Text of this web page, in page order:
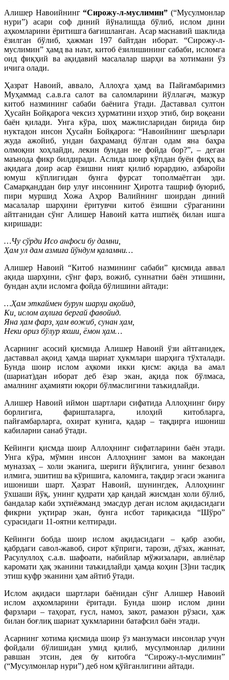
Алишер Навоийнинг“Сирожу-л-муслимин” (“Мусулмонлар
нури”) асари соф диний йўналишда бўлиб, ислом дини
аҳкомларини ёритишга бағишланган. Асар маснавий шаклида
ёзилган бўлиб, ҳажман 197 байтдан иборат. “Сирожу-л-
муслимин” ҳамд ва наът, китоб ёзилишининг сабаби, исломга
оид фиқҳий ва ақидавий масалалар шарҳи ва хотимани ўз
ичига олади.
Ҳазрат Навоий, аввало, Аллоҳга ҳамд ва Пайғамбаримиз
Муҳаммад с.а.в.га салот ва саломларини йўллагач, мазкур
китоб назмининг сабаби баёнига ўтади. Даставвал султон
Ҳусайн Бойқарога чексиз ҳурматини изҳор этиб, бир воқеани
баён қилади. Унга кўра, шоҳ мажлисларидан бирида бир
нуктадон инсон Ҳусайн Бойқарога: “Навоийнинг шеърлари
жуда ажойиб, ундан баҳраманд бўлган одам яна баҳра
олмоқни хоҳлайди, лекин бундан не фойда бор?”, – деган
маънода фикр билдиради. Аслида шоир кўпдан буён фиқҳ ва
ақидага доир асар ёзишни ният қилиб юрардию, азбаройи
юмуш кўплигидан бунга фурсат тополмаётган эди.
Самарқанддан бир улуғ инсоннинг Ҳиротга ташриф буюриб,
пири муршид Хожа Аҳрор Валийнинг шоирдан диний
масалалар шарҳини ёритувчи китоб ёзишни сўраганини
айтганидан сўнг Алишер Навоий катта иштиёқ билан ишга
киришади:
…Чу сўрди Исо анфоси бу дамни,
Ҳам ул дам азмиға йўндум қаламни…
Алишер Навоий “Китоб назмининг сабаби” қисмида аввал
ақида шарҳини, сўнг фарз, вожиб, суннатни баён этишини,
бундан аҳли исломга фойда бўлишини айтади:
…Ҳам эткаймен бурун шарҳи ақойид,
Ки, ислом аҳлиға бергай фавойид.
Яна ҳам фарз, ҳам вожиб, сунан ҳам,
Неки ориз бўлур яхши, ёмон ҳам…
Асарнинг асосий қисмида Алишер Навоий ўзи айтганидек,
даставвал ақоид ҳамда шариат ҳукмлари шарҳига тўхталади.
Бунда шоир ислом аҳкоми икки қисм: ақида ва амал
(шариат)дан иборат деб ёзар экан, ақида пок бўлмаса,
амалнинг аҳамияти юқори бўлмаслигини таъкидлайди.
Алишер Навоий иймон шартлари сифатида Аллоҳнинг биру
борлигига, фаришталарга, илоҳий китобларга,
пайғамбарларга, охират кунига, қадар – тақдирга ишониш
кабиларни санаб ўтади.
Кейинги қисмда шоир Аллоҳнинг сифатларини баён этади.
Унга кўра, мўмин инсон Аллоҳнинг замон ва макондан
муназзаҳ – холи эканига, шериги йўқлигига, унинг безавол
илмига, эшитиш ва кўришига, каломига, тақдир эгаси эканига
ишониши шарт. Ҳазрат Навоий, шунингдек, Аллоҳнинг
ўхшаши йўқ, унинг қудрати ҳар қандай жисмдан холи бўлиб,
бандалар каби эҳтиёжманд эмасдур деган ислом ақидасидаги
фикрни уқтирар экан, бунга исбот тариқасида “Шўро”
сурасидаги 11-оятни келтиради.
Кейинги бобда шоир ислом ақидасидаги – қабр азоби,
қабрдаги савол-жавоб, сирот кўприги, тарози, дўзах, жаннат,
Расулуллоҳ с.а.в. шафоати, набийлар мўжизалари, авлиёлар
каромати ҳақ эканини таъкидлайди ҳамда коҳин [3]ни тасдиқ
этиш куфр эканини ҳам айтиб ўтади.
Ислом ақидаси шартлари баёнидан сўнг Алишер Навоий
ислом аҳкомларини ёритади. Бунда шоир ислом дини
фарзлари – таҳорат, ғусл, намоз, закот, рамазон рўзаси, ҳаж
билан боғлиқ шариат ҳукмларини батафсил баён этади.
Асарнинг хотима қисмида шоир ўз манзумаси инсонлар учун
фойдали бўлишидан умид қилиб, мусулмонлар дилини
равшан этсин, дея бу китобга “Сирожу-л-муслимин”
(“Мусулмонлар нури”) деб ном қўйганлигини айтади.